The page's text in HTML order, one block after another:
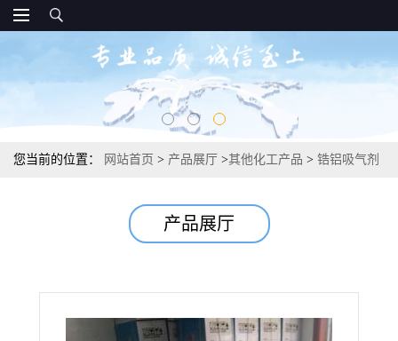
您当前的位置： 网站首页 > 产品展厅 >其他化工产品 > 锆铝吸气剂
产品展厅